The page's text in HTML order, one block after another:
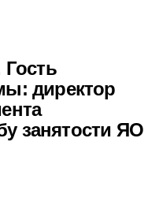
Гость
директор
занятости ЯО